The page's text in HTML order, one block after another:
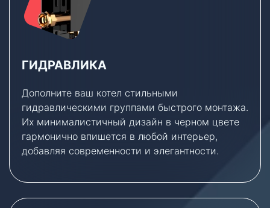
ГИДРАВЛИКА
Дополните ваш котел стильными
гидравлическими группами быстрого монтажа.
Их минималистичный дизайн в черном цвете
гармонично впишется в любой интерьер,
добавляя современности и элегантности.